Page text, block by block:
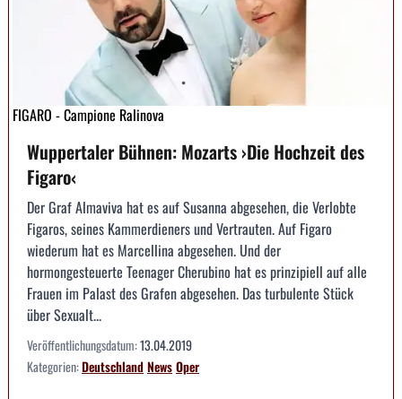
FIGARO - Campione Ralinova
Wuppertaler Bühnen: Mozarts ›Die Hochzeit des
Figaro‹
Der Graf Almaviva hat es auf Susanna abgesehen, die Verlobte
Figaros, seines Kammerdieners und Vertrauten. Auf Figaro
wiederum hat es Marcellina abgesehen. Und der
hormongesteuerte Teenager Cherubino hat es prinzipiell auf alle
Frauen im Palast des Grafen abgesehen. Das turbulente Stück
über Sexualt...
Veröffentlichungsdatum:13.04.2019
Kategorien:DeutschlandNewsOper